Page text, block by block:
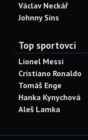
Václav Neckář
Johnny Sins
Top sportovci
Lionel Messi
Cristiano Ronaldo
Tomáš Enge
Hanka Kynychová
Aleš Lamka